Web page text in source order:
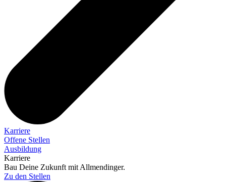
Karriere
Offene Stellen
Ausbildung
Karriere
Bau Deine Zukunft mit Allmendinger.
Zu den Stellen